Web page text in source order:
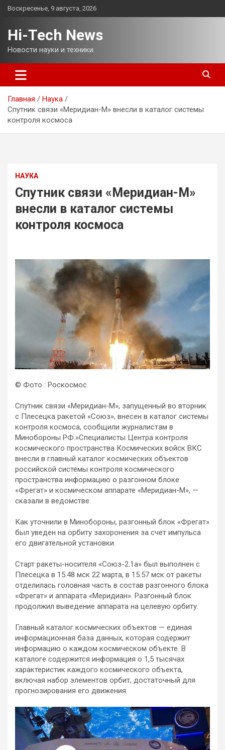
Перейти
Воскресенье, 9 августа, 2026
Hi-Tech News
Новости науки и техники.
Главная
Наука
Спутник связи «Меридиан-М» внесли в каталог системы
контроля космоса
НАУКА
Спутник связи «Меридиан-М»
внесли в каталог системы
контроля космоса
© Фото : Роскосмос
Спутник связи «Меридиан-М», запущенный во вторник
с Плесецка ракетой «Союз», внесен в каталог системы
контроля космоса, сообщили журналистам в
Минобороны РФ.»Специалисты Центра контроля
космического пространства Космических войск ВКС
внесли в главный каталог космических объектов
российской системы контроля космического
пространства информацию о разгонном блоке
«Фрегат» и космическом аппарате «Меридиан-М», —
сказали в ведомстве.
Как уточнили в Минобороны, разгонный блок «Фрегат»
был уведен на орбиту захоронения за счет импульса
его двигательной установки.
Старт ракеты-носителя «Союз-2.1а» был выполнен с
Плесецка в 15.48 мск 22 марта, в 15.57 мск от ракеты
отделилась головная часть в состав разгонного блока
«Фрегат» и аппарата «Меридиан». Разгонный блок
продолжил выведение аппарата на целевую орбиту.
Главный каталог космических объектов — единая
информационная база данных, которая содержит
информацию о каждом космическом объекте. В
каталоге содержится информация о 1,5 тысячах
характеристик каждого космического объекта,
включая набор элементов орбит, достаточный для
прогнозирования его движения.